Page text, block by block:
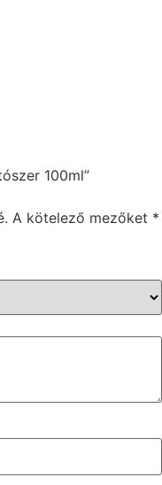
100ml”
A kötelező mezőket *